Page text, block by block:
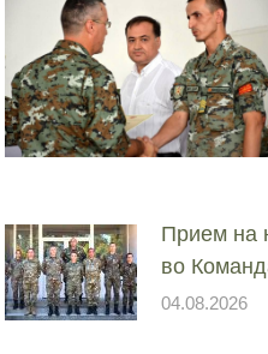
Прием на
во
04.08.2026